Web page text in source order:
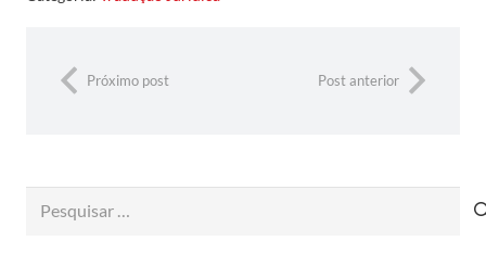
Próximo post Post anterior